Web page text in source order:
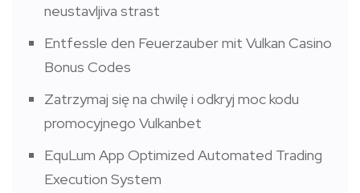
neustavljiva strast
Entfessle den Feuerzauber mit Vulkan Casino
Bonus Codes
Zatrzymaj się na chwilę i odkryj moc kodu
promocyjnego Vulkanbet
EquLum App Optimized Automated Trading
Execution System